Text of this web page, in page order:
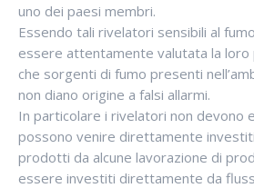
uno dei paesi membri.
Essendo tali rivelatori sensibili al
essere attentamente valutata la loro
che sorgenti di fumo presenti
non diano origine a falsi allarmi.
In particolare i rivelatori non devono
possono venire direttamente
prodotti da alcune lavorazione di
essere investiti direttamente da